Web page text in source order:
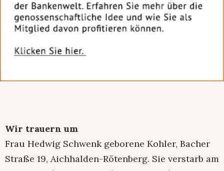
Wir trauern um
Frau Hedwig Schwenk geborene Kohler, Bacher
Straße 19, Aichhalden-Rötenberg. Sie verstarb am